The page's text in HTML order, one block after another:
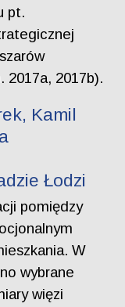
pt.
2017a, 2017b).
Kamil
Łodzi
pomiędzy
W
wybrane
więzi